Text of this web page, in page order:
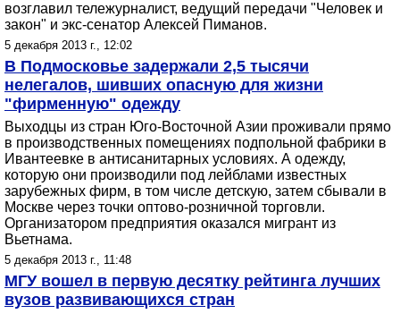
возглавил тележурналист, ведущий передачи "Человек и
закон" и экс-сенатор Алексей Пиманов.
5 декабря 2013 г., 12:02
В Подмосковье задержали 2,5 тысячи
нелегалов, шивших опасную для жизни
"фирменную" одежду
Выходцы из стран Юго-Восточной Азии проживали прямо
в производственных помещениях подпольной фабрики в
Ивантеевке в антисанитарных условиях. А одежду,
которую они производили под лейблами известных
зарубежных фирм, в том числе детскую, затем сбывали в
Москве через точки оптово-розничной торговли.
Организатором предприятия оказался мигрант из
Вьетнама.
5 декабря 2013 г., 11:48
МГУ вошел в первую десятку рейтинга лучших
вузов развивающихся стран